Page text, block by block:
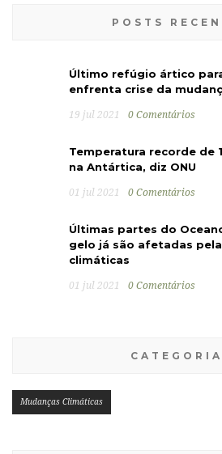
POSTS
Último refúgio ártico
enfrenta crise da
19 jul 2021 0 Comentários
Temperatura recorde de
na Antártica, diz ONU
01 jul 2021 0 Comentários
Últimas partes do
gelo já são afetadas
climáticas
01 jul 2021 0 Comentários
Mudanças Climáticas